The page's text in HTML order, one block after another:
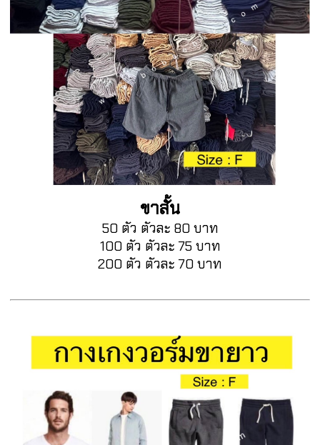
ขาสั้น
50 ตัว ตัวละ 80 บาท
100 ตัว ตัวละ 75 บาท
200 ตัว ตัวละ 70 บาท